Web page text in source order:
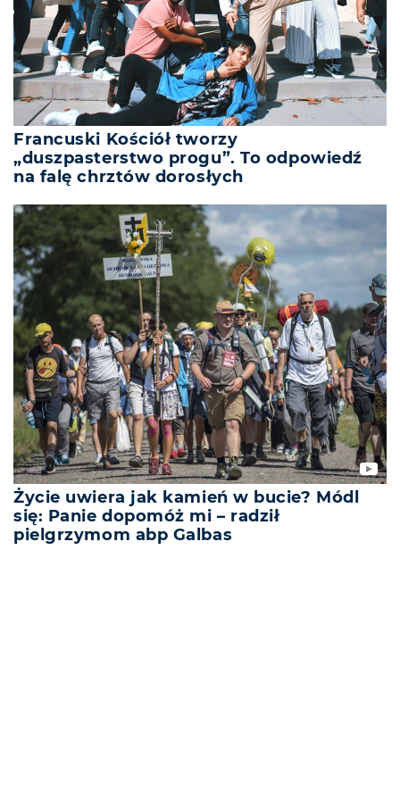
Francuski Kościół tworzy
„duszpasterstwo progu”. To odpowiedź
na falę chrztów dorosłych
Życie uwiera jak kamień w bucie? Módl
się: Panie dopomóż mi – radził
pielgrzymom abp Galbas